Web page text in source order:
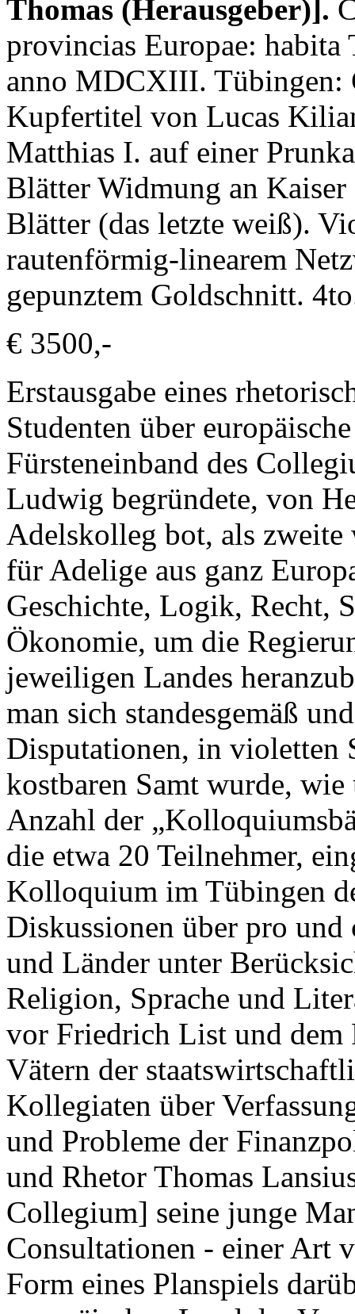
Thomas (Herausgeber)].
provincias Europae:
anno MDCXIII. Tübingen:
Kupfertitel von Lucas
Matthias I. auf einer
Blätter Widmung an
Blätter (das letzte weiß).
rautenförmig-linearem
gepunztem Goldschnitt.
€ 3500,-
Erstausgabe eines
Studenten über
Fürsteneinband des
Ludwig begründete, von
Adelskolleg bot, als zweite
für Adelige aus ganz
Geschichte, Logik, Recht,
Ökonomie, um die
jeweiligen Landes
man sich standesgemäß
Disputationen, in violetten
kostbaren Samt wurde,
Anzahl der
die etwa 20 Teilnehmer,
Kolloquium im Tübingen
Diskussionen über pro und
und Länder unter
Religion, Sprache und
vor Friedrich List und dem
Vätern der
Kollegiaten über
und Probleme der
und Rhetor Thomas
Collegium] seine junge
Consultationen - einer Art
Form eines Planspiels